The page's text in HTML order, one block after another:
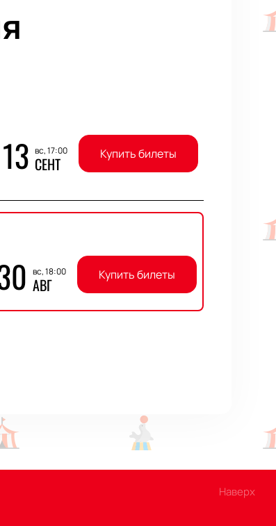
13 вс, 17:00
СЕНТ Купить билеты
вс, 18:00
АВГ Купить билеты
Наверх